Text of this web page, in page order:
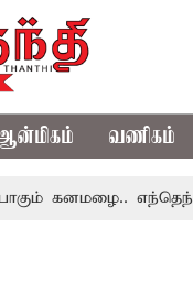
வணிகம்
கனமழை.. எந்தெந்த